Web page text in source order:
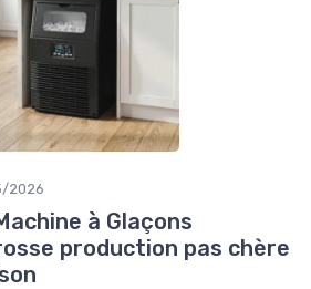
2026
à Glaçons
production pas chère